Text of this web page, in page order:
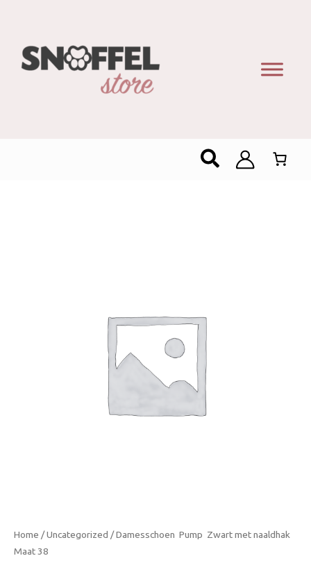
Zoeken
Home /Uncategorized / Damesschoen  Pump  Zwart met naaldhak 
Maat 38